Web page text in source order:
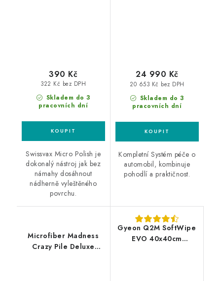
Skladem do 3
pracovních dní
322 Kč bez DPH
390 Kč
Swissvax Micro Polish je
dokonalý nástroj jak bez
námahy dosáhnout
nádherně vyleštěného
povrchu.
Skladem do 3
pracovních dní
20 653 Kč bez DPH
24 990 Kč
Kompletní Systém péče o
automobil, kombinuje
pohodlí a praktičnost.
Microfiber Madness
Crazy Pile Deluxe
Gyeon Q2M SoftWipe
EVO 40x40cm